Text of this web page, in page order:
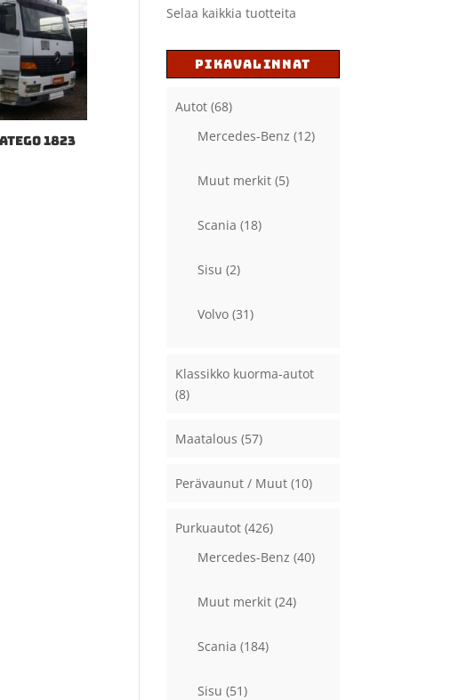
1823
Selaa kaikkia tuotteita
PIKAVALINNAT
Autot (68)
Mercedes-Benz (12)
Muut merkit (5)
Scania (18)
Sisu (2)
Volvo (31)
Klassikko kuorma-autot
(8)
Maatalous (57)
Perävaunut / Muut (10)
Purkuautot (426)
Mercedes-Benz (40)
Muut merkit (24)
Scania (184)
Sisu (51)